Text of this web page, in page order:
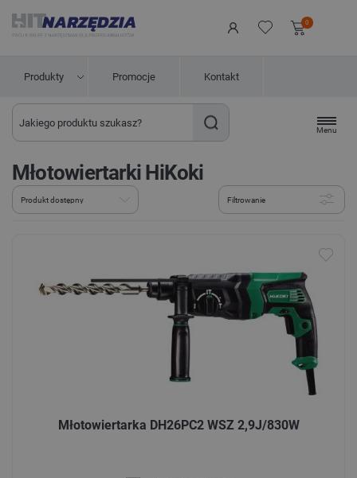
0
Produkty Promocje Kontakt
Menu
Młotowiertarki HiKoki
Filtrowanie
Młotowiertarka DH26PC2 WSZ 2,9J/830W